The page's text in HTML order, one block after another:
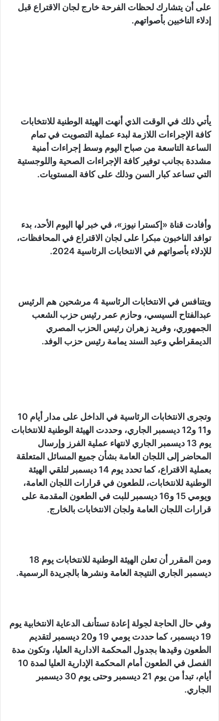
على أن يتشارك لحظات الفرحة خارج لجان الاقتراع قبل
إدلاء الناخبين بأصواتهم.
يأتي ذلك في الوقت الذي أنهت الهيئة الوطنية للانتخابات
كافة الإجراءات اللازمة لبدء عملية التصويت في تمام
الساعة التاسعة من صباح اليوم وسط إجراءات أمنية
مشددة بجانب توفير كافة الإجراءات الصحية واللوجستية
التي تساعد كبار السن وذلك على كافة المستويات.
وأفادت قناة «إكسترا نيوز»، في خبر لها اليوم الأحد، بدء
توافد الناخبون مبكرا على لجان الاقتراع في المحافظات،
للإدلاء بأصواتهم في الانتخابات الرئاسية 2024.
ويتنافس في الانتخابات الرئاسية 4 مرشحين هم الرئيس
عبدالفتاح السيسي، وحازم عمر رئيس حزب الشعب
الجمهوري، وفريد زهران رئيس الحزب المصري
الديمقراطي وعبد السند يمامة رئيس حزب الوفد.
وتجرى الانتخابات الرئاسية في الداخل على مدار أيام 10
و11 و12 ديسمبر الجاري، وحددت الهيئة الوطنية للانتخابات
يوم 13 ديسمبر الجاري لانتهاء عملية الفرز وإرسال
المحاضر إلى اللجان العامة بشأن جميع المسائل المتعلقة
بعملية الاقتراع، كما تحدد يوم 14 ديسمبر لتلقي الهيئة
الوطنية للانتخابات، للطعون في قرارات اللجان العامة،
ويومي 15 و16 ديسمبر للبت في الطعون المقدمة على
قرارات اللجان العامة ولجان الانتخابات بالخارج.
ومن المقرر أن تعلن الهيئة الوطنية للانتخابات يوم 18
ديسمبر الجاري النتيجة العامة ونشرها بالجريدة الرسمية.
وفي حال الحاجة لجولة إعادة تستأنف الدعاية الانتخابية يوم
19 ديسمبر، كما حددت يومي 19 و20 ديسمبر لتقديم
الطعون وقيدها بجدول المحكمة الادارية العليا، وتكون مدة
الفصل في الطعون أمام المحكمة الإدارية العليا لمدة 10
أيام، تبدأ من يوم 21 ديسمبر وحتى يوم 30 ديسمبر
الجاري.